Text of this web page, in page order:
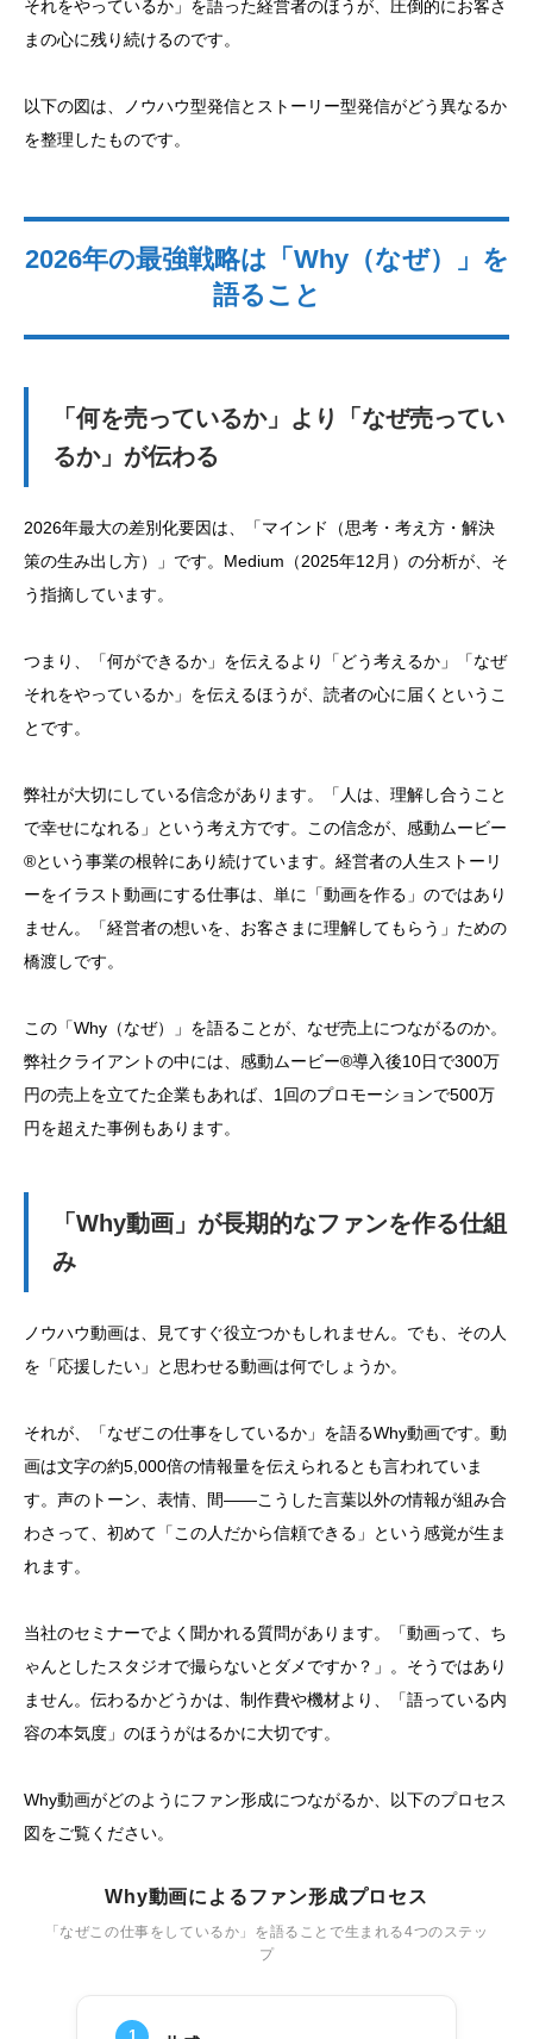
それをやっているか」を語った経営者のほうが、圧倒的にお客さ
まの心に残り続けるのです。
以下の図は、ノウハウ型発信とストーリー型発信がどう異なるか
を整理したものです。
2026年の最強戦略は「Why（なぜ）」を
語ること
「何を売っているか」より「なぜ売ってい
るか」が伝わる
2026年最大の差別化要因は、「マインド（思考・考え方・解決
策の生み出し方）」です。Medium（2025年12月）の分析が、そ
う指摘しています。
つまり、「何ができるか」を伝えるより「どう考えるか」「なぜ
それをやっているか」を伝えるほうが、読者の心に届くというこ
とです。
弊社が大切にしている信念があります。「人は、理解し合うこと
で幸せになれる」という考え方です。この信念が、感動ムービー
®という事業の根幹にあり続けています。経営者の人生ストーリ
ーをイラスト動画にする仕事は、単に「動画を作る」のではあり
ません。「経営者の想いを、お客さまに理解してもらう」ための
橋渡しです。
この「Why（なぜ）」を語ることが、なぜ売上につながるのか。
弊社クライアントの中には、感動ムービー®導入後10日で300万
円の売上を立てた企業もあれば、1回のプロモーションで500万
円を超えた事例もあります。
「Why動画」が長期的なファンを作る仕組
み
ノウハウ動画は、見てすぐ役立つかもしれません。でも、その人
を「応援したい」と思わせる動画は何でしょうか。
それが、「なぜこの仕事をしているか」を語るWhy動画です。動
画は文字の約5,000倍の情報量を伝えられるとも言われていま
す。声のトーン、表情、間——こうした言葉以外の情報が組み合
わさって、初めて「この人だから信頼できる」という感覚が生ま
れます。
当社のセミナーでよく聞かれる質問があります。「動画って、ち
ゃんとしたスタジオで撮らないとダメですか？」。そうではあり
ません。伝わるかどうかは、制作費や機材より、「語っている内
容の本気度」のほうがはるかに大切です。
Why動画がどのようにファン形成につながるか、以下のプロセス
図をご覧ください。
Why動画によるファン形成プロセス
「なぜこの仕事をしているか」を語ることで生まれる4つのステッ
プ